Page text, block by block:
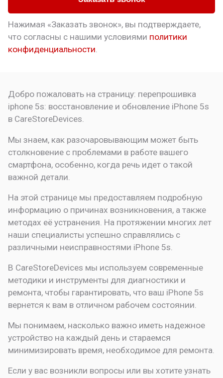
Нажимая «Заказать звонок», вы подтверждаете,
что согласны с нашими условиями политики
конфиденциальности.
Добро пожаловать на страницу: перепрошивка
iphone 5s: восстановление и обновление iPhone 5s
в CareStoreDevices.
Мы знаем, как разочаровывающим может быть
столкновение с проблемами в работе вашего
смартфона, особенно, когда речь идет о такой
важной детали.
На этой странице мы предоставляем подробную
информацию о причинах возникновения, а также
методах её устранения. На протяжении многих лет
наши специалисты успешно справлялись с
различными неисправностями iPhone 5s.
В CareStoreDevices мы используем современные
методики и инструменты для диагностики и
ремонта, чтобы гарантировать, что ваш iPhone 5s
вернется к вам в отличном рабочем состоянии.
Мы понимаем, насколько важно иметь надежное
устройство на каждый день и стараемся
минимизировать время, необходимое для ремонта.
Если у вас возникли вопросы или вы хотите узнать